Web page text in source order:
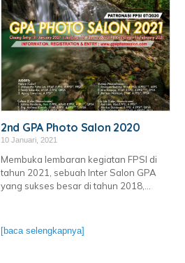
2nd GPA Photo Salon 2020
10 Januari, 2021
Membuka lembaran kegiatan FPSI di
tahun 2021, sebuah Inter Salon GPA
yang sukses besar di tahun 2018,...
[baca selengkapnya]